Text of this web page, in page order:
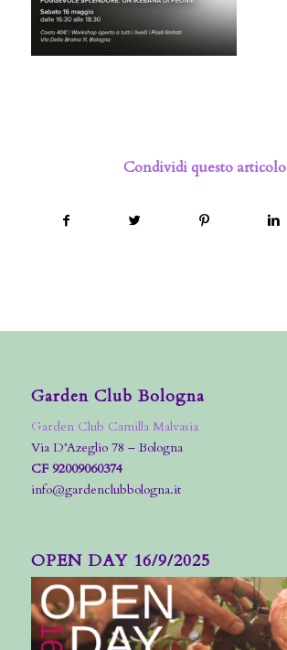
Condividi questo articolo
Garden Club Bologna
Garden Club Camilla Malvasia
Via D’Azeglio 78 – Bologna
CF 92009060374
info@gardenclubbologna.it
OPEN DAY 16/9/2025